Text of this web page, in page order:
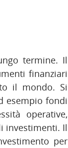
termine. Il
finanziari
il mondo. Si
esempio fondi
operative,
investimenti. Il
per